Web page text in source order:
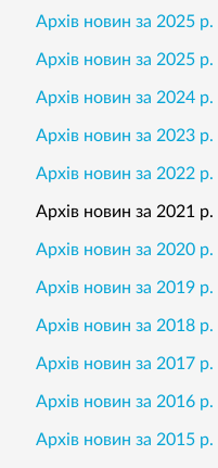
Архів новин за 2025 р.
Архів новин за 2025 р.
Архів новин за 2024 р.
Архів новин за 2023 р.
Архів новин за 2022 р.
Архів новин за 2021 р.
Архів новин за 2020 р.
Архів новин за 2019 р.
Архів новин за 2018 р.
Архів новин за 2017 р.
Архів новин за 2016 р.
Архів новин за 2015 р.